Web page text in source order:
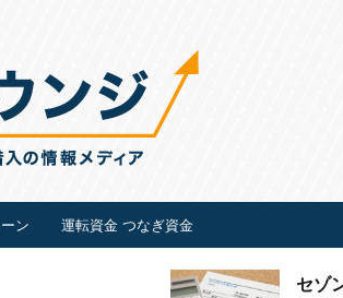
ン 運転資金 つなぎ資金
セゾ